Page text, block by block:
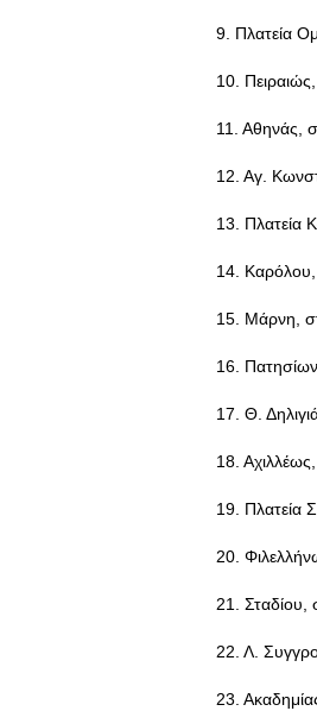
9. Πλατεία
10.
11. Αθηνάς,
12. Αγ.
13. Πλατεία
14. Καρόλου,
15. Μάρνη,
16.
17. Θ.
18.
19. Πλατεία
20.
21. Σταδίου,
22. Λ.
23.